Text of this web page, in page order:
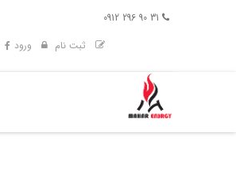
ثبت نام
ورود